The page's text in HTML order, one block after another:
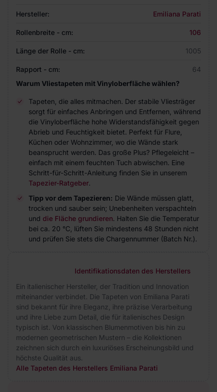
Hersteller: Emiliana Parati
Rollenbreite - cm: 106
Länge der Rolle - cm: 1005
Rapport - cm:
64
Warum Vliestapeten mit Vinyloberfläche wählen?
Tapeten, die alles mitmachen. Der stabile Vliesträger
sorgt für einfaches Anbringen und Entfernen, während
die Vinyloberfläche hohe Widerstandsfähigkeit gegen
Abrieb und Feuchtigkeit bietet. Perfekt für Flure,
Küchen oder Wohnzimmer, wo die Wände stark
beansprucht werden. Das große Plus? Pflegeleicht –
einfach mit einem feuchten Tuch abwischen. Eine
Schritt-für-Schritt-Anleitung finden Sie in unserem
Tapezier-Ratgeber.
Tipp vor dem Tapezieren: Die Wände müssen glatt,
trocken und sauber sein; Unebenheiten verspachteln
und die Fläche grundieren. Halten Sie die Temperatur
bei ca. 20 °C, lüften Sie mindestens 48 Stunden nicht
und prüfen Sie stets die Chargennummer (Batch Nr.).
Identifikationsdaten des Herstellers
Ein italienischer Hersteller, der Tradition und Innovation
miteinander verbindet. Die Tapeten von Emiliana Parati
sind bekannt für ihre Eleganz, ihre präzise Verarbeitung
und ihre Liebe zum Detail, die für italienisches Design
typisch ist. Von klassischen Blumenmotiven bis hin zu
modernen geometrischen Mustern – die Kollektionen
zeichnen sich durch ein luxuriöses Erscheinungsbild und
höchste Qualität aus.
Alle Tapeten des Herstellers Emiliana Parati